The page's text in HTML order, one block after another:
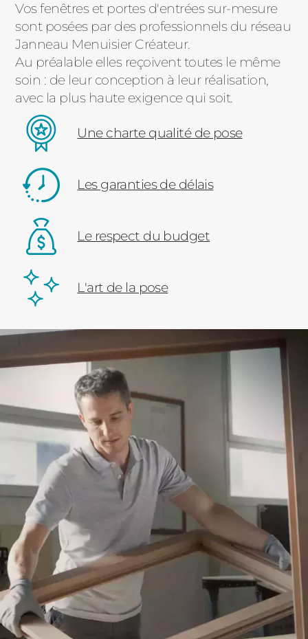
Vos fenêtres et portes d'entrées sur-mesure
sont posées par des professionnels du réseau
Janneau Menuisier Créateur.
Au préalable elles reçoivent toutes le même
soin : de leur conception à leur réalisation,
avec la plus haute exigence qui soit.
Une charte qualité de pose
Les garanties de délais
Le respect du budget
L'art de la pose